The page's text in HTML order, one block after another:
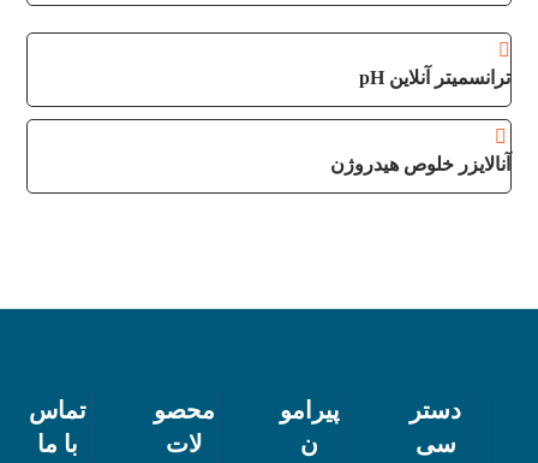
ترانسمیتر آنلاین pH
آنالایزر خلوص هیدروژن
دستر
سی
پیرامو
ن
محصو
لات
تماس
با ما